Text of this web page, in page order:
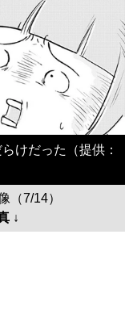
けだった（提供：
（7/14）
↓